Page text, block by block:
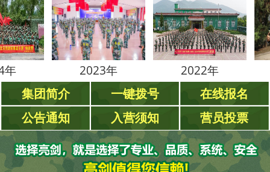
2023年 2022年
集团简介 一键拨号
在线报名
公告通知
入营须知 营员投票